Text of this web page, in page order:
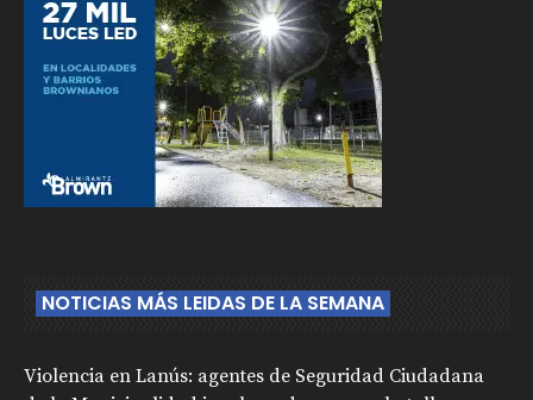
NOTICIAS MÁS LEIDAS DE LA SEMANA
Violencia en Lanús: agentes de Seguridad Ciudadana